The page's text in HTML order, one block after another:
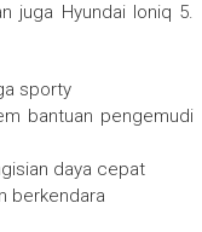
juga Hyundai Ioniq 5.
sporty
bantuan pengemudi
daya cepat
berkendara